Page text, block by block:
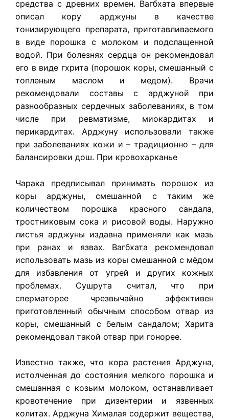
средства с древних времен. Вагбхата впервые
описал кору арджуны в качестве
тонизирующего препарата, приготавливаемого
в виде порошка с молоком и подслащенной
водой. При болезнях сердца он рекомендовал
его в виде гхрита (порошок коры, смешанный с
топленым маслом и медом). Врачи
рекомендовали составы с арджуной при
разнообразных сердечных заболеваниях, в том
числе при ревматизме, миокардитах и
перикардитах. Арджуну использовали также
при заболеваниях кожи и – традиционно – для
балансировки дош. При кровохарканье
Чарака предписывал принимать порошок из
коры арджуны, смешанной с таким же
количеством порошка красного сандала,
тростниковым сока и рисовой воды. Наружно
листья арджуны издавна применяли как мазь
при ранах и язвах. Вагбхата рекомендовал
использовать мазь из коры смешанной с мёдом
для избавления от угрей и других кожных
проблемах. Сушрута считал, что при
сперматорее чрезвычайно эффективен
приготовленный обычным способом отвар из
коры, смешанный с белым сандалом; Харита
рекомендовал такой отвар при гонорее.
Известно также, что кора растения Арджуна,
истолченная до состояния мелкого порошка и
смешанная с козьим молоком, останавливает
кровотечение при дизентерии и язвенных
колитах. Арджуна Хималая содержит вещества,